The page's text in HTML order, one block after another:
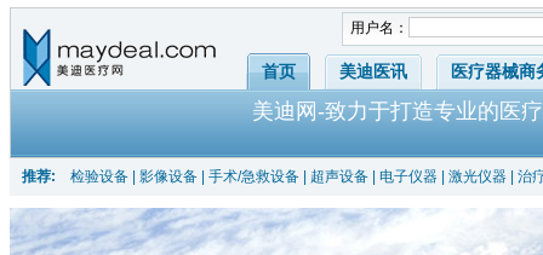
用户名：
首页 美迪医讯 医疗器械商
美迪网-致力于打造专业的医
推荐: 检验设备 影像设备 手术/急救设备 超声设备 电子仪器 激光仪器 治